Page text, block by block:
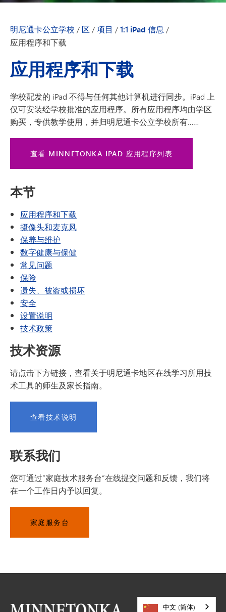
明尼通卡公立学校 / 区/项目 /1:1 iPad 信息/
应用程序和下载
应用程序和下载
学校配发的 iPad 不得与任何其他计算机进行同步。iPad 上
仅可安装经学校批准的应用程序。所有应用程序均由学区
购买，专供教学使用，并归明尼通卡公立学校所有……
查看 MINNETONKA IPAD 应用程序列表
本节
应用程序和下载
摄像头和麦克风
保养与维护
数字健康与保健
常见问题
保险
遗失、被盗或损坏
安全
设置说明
技术政策
技术资源
请点击下方链接，查看关于明尼通卡地区在线学习所用技
术工具的师生及家长指南。
查看技术说明
联系我们
您可通过“家庭技术服务台”在线提交问题和反馈，我们将
在一个工作日内予以回复。
家庭服务台
中文 (简体)